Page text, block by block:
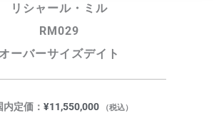
リシャール・ミル
RM029
オーバーサイズデイト
内定価： ¥11,550,000 （税込）